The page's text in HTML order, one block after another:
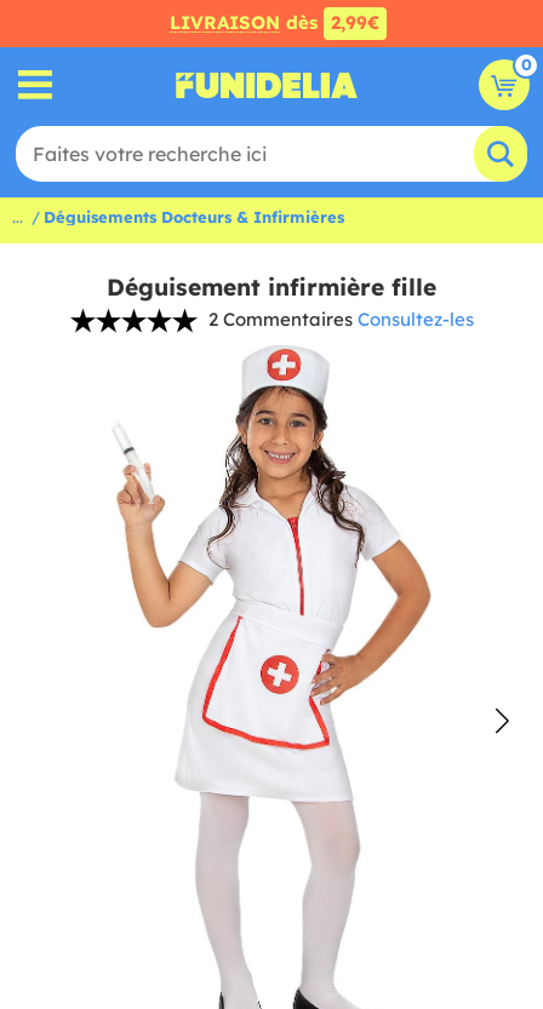
LIVRAISON dès 2,99€
0
... Déguisements Docteurs & Infirmières
Déguisement infirmière fille
2 Commentaires Consultez-les